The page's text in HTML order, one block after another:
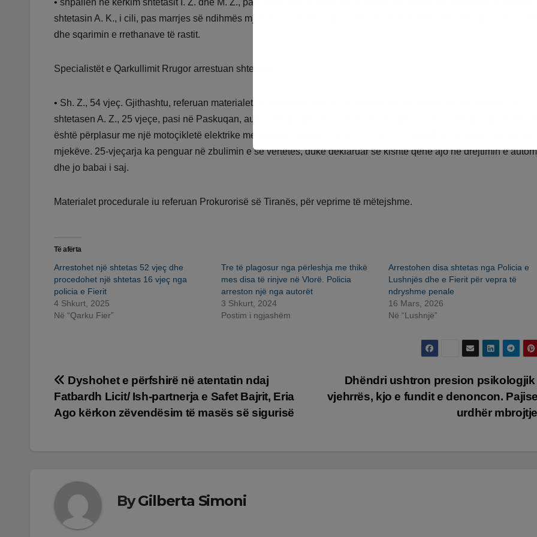
• shpallën në kërkim shtetasit I. Z. dhe M. Z., pasi dyshohet se gjatë një konflikti për motive të dobëta kanë goditur
shtetasin A. K., i cili, pas marrjes së ndihmës mjekësore, është larguar për në banesë. Punohet për kapjen e 2
dhe sqarimin e rrethanave të rastit.
Specialistët e Qarkullimit Rrugor arrestuan shtetasit:
• Sh. Z., 54 vjeç. Gjithashtu, referuan materialet në Prokurori, ku nisi procedimi në gjendje të lirë për vajzën e tij,
shtetasen A. Z., 25 vjeçe, pasi në Paskuqan, automjeti që dyshohet se drejtohej nga 54-vjeçari në gjendje të dehur,
është përplasur me një motoçikletë elektrike me drejtues shtetasin F. L., 26 vjeç, i cili ndodhet në spital nën
mjekëve. 25-vjeçarja ka penguar në zbulimin e së vërtetës, duke deklaruar se kishte qenë ajo në drejtimin e
dhe jo babai i saj.
Materialet procedurale iu referuan Prokurorisë së Tiranës, për veprime të mëtejshme.
Të afërta
Arrestohet një shtetas 52 vjeç dhe
procedohet një shtetas 16 vjeç nga
policia e Fierit
4 Shkurt, 2025
Në “Qarku Fier”
Tre të plagosur nga përleshja me thikë
mes disa të rinjve në Vlorë. Policia
arreston një nga autorët
3 Shkurt, 2024
Postim i ngjashëm
Arrestohen disa shtetas nga Policia e
Lushnjës dhe e Fierit për vepra të
ndryshme penale
16 Mars, 2026
Në “Lushnjë”
Lëvizje
te
Dhëndri ushtron presion psikologjik
vjehrrës, kjo e fundit e denoncon.
urdhër
Dyshohet e përfshirë në atentatin ndaj
Fatbardh Licit/ Ish-partnerja e Safet Bajrit, Eria
Ago kërkon zëvendësim të masës së sigurisë
ByGilberta Simoni